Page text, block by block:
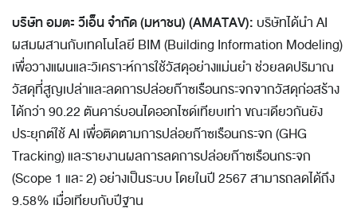
บริษัท อมตะ วีเอ็น จำกัด (มหาชน) (AMATAV): บริษัทได้นำ AI
ผสมผสานกับเทคโนโลยี BIM (Building Information Modeling)
เพื่อวางแผนและวิเคราะห์การใช้วัสดุอย่างแม่นยำ ช่วยลดปริมาณ
วัสดุที่สูญเปล่าและลดการปล่อยก๊าซเรือนกระจกจากวัสดุก่อสร้าง
ได้กว่า 90.22 ตันคาร์บอนไดออกไซด์เทียบเท่า ขณะเดียวกันยัง
ประยุกต์ใช้ AI เพื่อติดตามการปล่อยก๊าซเรือนกระจก (GHG
Tracking) และรายงานผลการลดการปล่อยก๊าซเรือนกระจก
(Scope 1 และ 2) อย่างเป็นระบบ โดยในปี 2567 สามารถลดได้ถึง
9.58% เมื่อเทียบกับปีฐาน